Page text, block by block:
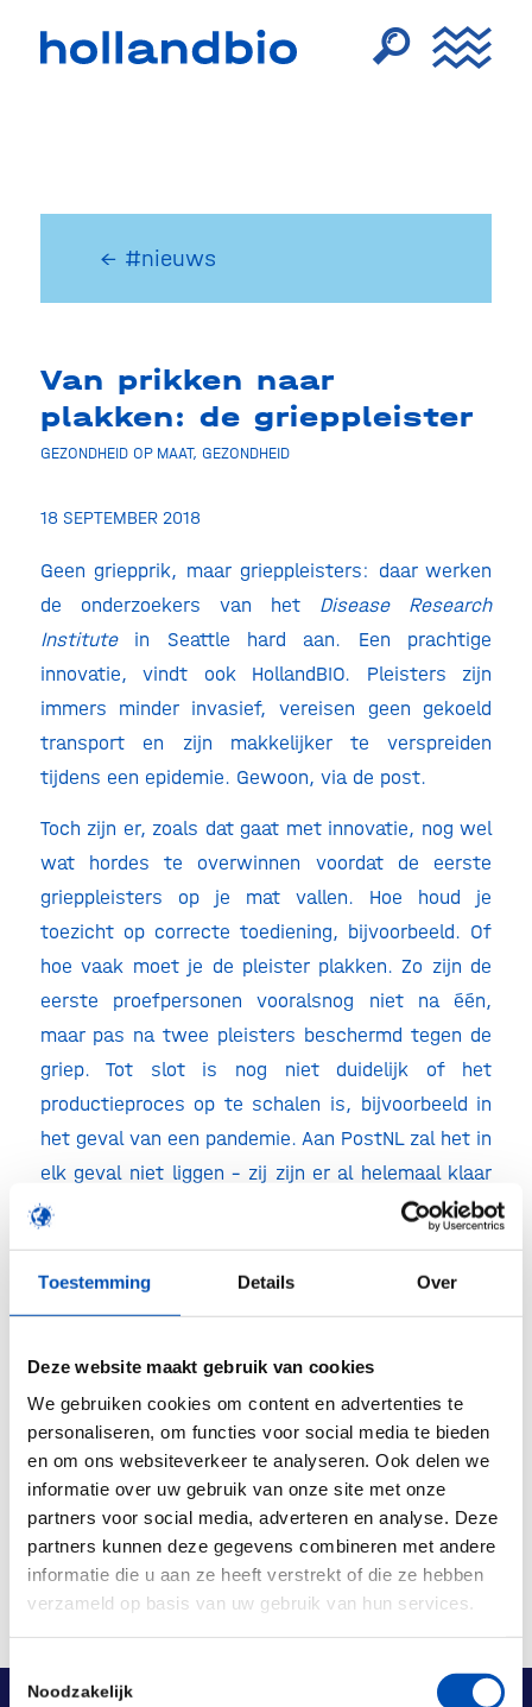
Toestemming Details Over
Deze website maakt gebruik van cookies
We gebruiken cookies om content en advertenties te
personaliseren, om functies voor social media te bieden
en om ons websiteverkeer te analyseren. Ook delen we
informatie over uw gebruik van onze site met onze
partners voor social media, adverteren en analyse. Deze
partners kunnen deze gegevens combineren met andere
informatie die u aan ze heeft verstrekt of die ze hebben
verzameld op basis van uw gebruik van hun services.
Toestemmingsselectie
Noodzakelijk
← #nieuws
Van prikken naar
plakken: de grieppleister
GEZONDHEID OP MAAT, GEZONDHEID
18 SEPTEMBER 2018
Geen griepprik, maar grieppleisters: daar werken
de onderzoekers van het Disease Research
Institute in Seattle hard aan. Een prachtige
innovatie, vindt ook HollandBIO. Pleisters zijn
immers minder invasief, vereisen geen gekoeld
transport en zijn makkelijker te verspreiden
tijdens een epidemie. Gewoon, via de post.
Toch zijn er, zoals dat gaat met innovatie, nog wel
wat hordes te overwinnen voordat de eerste
grieppleisters op je mat vallen. Hoe houd je
toezicht op correcte toediening, bijvoorbeeld. Of
hoe vaak moet je de pleister plakken. Zo zijn de
eerste proefpersonen vooralsnog niet na één,
maar pas na twee pleisters beschermd tegen de
griep. Tot slot is nog niet duidelijk of het
productieproces op te schalen is, bijvoorbeeld in
het geval van een pandemie. Aan PostNL zal het in
elk geval niet liggen – zij zijn er al helemaal klaar
voor.
Meer weten over de grieppleister? Lees dandit
artikeluit de Volkskrant.
/